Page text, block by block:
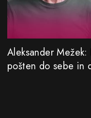
Aleksander
pošten do sebe in